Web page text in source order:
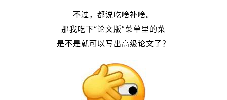
不过，都说吃啥补啥。
那我吃下“论文版”菜单里的菜
是不是就可以写出高级论文了？